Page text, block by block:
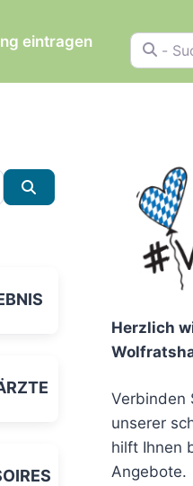
eintragen - Suchen
Herzlich
Verbinden
unserer
hilft Ihnen
Angebote.